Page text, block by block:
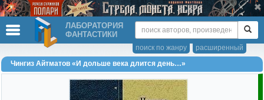
ЛАБОРАТОРИЯ
ФАНТАСТИКИ
расширенный
поиск по жанру
Чингиз Айтматов «И дольше века длится день…»